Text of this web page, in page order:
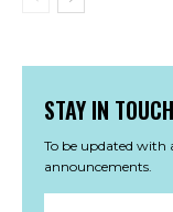
STAY IN TOUCH
To be updated with
announcements.